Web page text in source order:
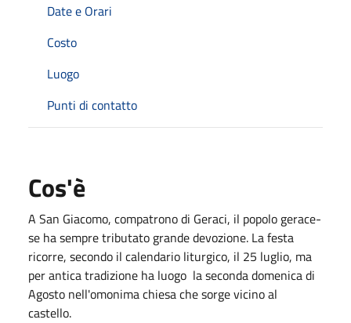
Date e Orari
Costo
Luogo
Punti di contatto
Cos'è
A San Giacomo, compatrono di Geraci, il popolo gerace­
se ha sempre tributato grande devozione. La festa
ricorre, secondo il calendario liturgico, il 25 luglio, ma
per antica tradizione ha luogo la seconda domenica di
Agosto nell'o­monima chiesa che sorge vicino al
castello.